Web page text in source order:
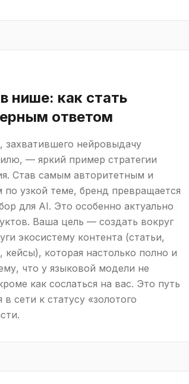
нише: как стать
ответом
захватившего нейровыдачу
— яркий пример стратегии
Став самым авторитетным и
узкой теме, бренд превращается
для AI. Это особенно актуально
Ваша цель — создать вокруг
экосистему контента (статьи,
кейсы), которая настолько полно и
что у языковой модели не
как сослаться на вас. Это путь
сети к статусу «золотого